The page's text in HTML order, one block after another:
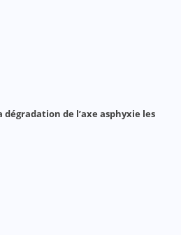
de l’axe asphyxie les